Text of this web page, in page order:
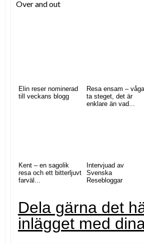
Over and out
Elin reser nominerad
till veckans blogg
Resa ensam –
ta steget, det är
enklare än vad...
Kent – en sagolik
resa och ett bitterljuvt
farväl...
Intervjuad av
Svenska
Resebloggar
Dela gärna det
inlägget med